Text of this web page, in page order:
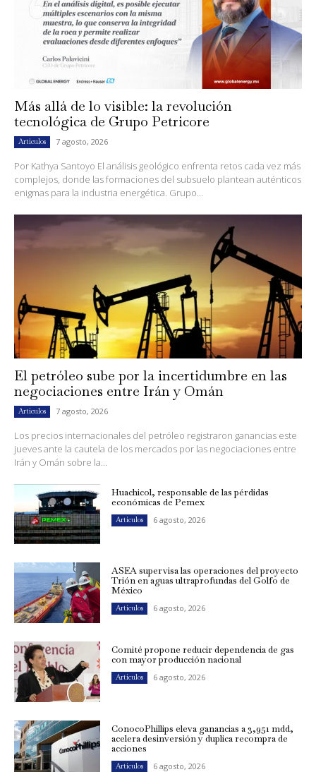
Más allá de lo visible: la revolución
tecnológica de Grupo Petricore
Artículos 7 agosto, 2026
Por Kathya Santoyo El análisis geológico enfrenta retos cada vez más
complejos, donde las formaciones del subsuelo plantean auténticos
enigmas para la industria energética. Grupo...
El petróleo sube por la incertidumbre en las
negociaciones entre Irán y Omán
Artículos 7 agosto, 2026
Los precios internacionales del petróleo registraron ganancias este
jueves ante la cautela de los mercados por las negociaciones entre
Irán y Omán sobre la...
Huachicol, responsable de las pérdidas
económicas de Pemex
Artículos 6 agosto, 2026
ASEA supervisa las operaciones del proyecto
Trión en aguas ultraprofundas del Golfo de
México
Artículos 6 agosto, 2026
Comité propone reducir dependencia de gas
con mayor producción nacional
Artículos 6 agosto, 2026
ConocoPhillips eleva ganancias a 3,951 mdd,
acelera desinversión y duplica recompra de
acciones
Artículos 6 agosto, 2026